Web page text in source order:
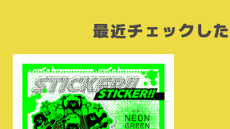
最近チェックし